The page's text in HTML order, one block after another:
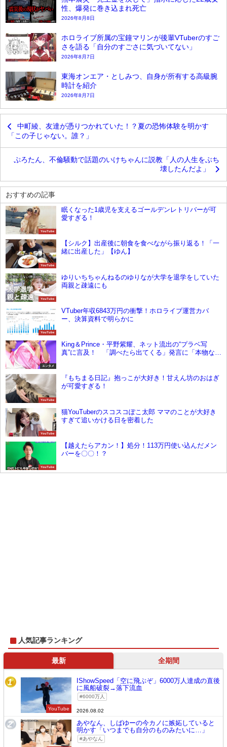
性、爆発に巻き込まれ死亡
2026年8月8日
ホロライブ所属の宝鐘マリンが後輩VTuberのすご
さを語る「自分のすごさに気づいてない」
2026年8月7日
東海オンエア・としみつ、自身が所有する高級腕
時計を紹介
2026年8月7日
中町綾、友達が憑りつかれていた！？夏の恐怖体験を明かす
「この子じゃない。誰？」
ぷろたん、不倫騒動で話題のいけちゃんに説教「人の人生をぶち
壊したんだよ」
おすすめの記事
YouTube
眠くなった1歳児を支えるゴールデンレトリバーが可
愛すぎる！
YouTube
【シルク】出産後に朝食を食べながら振り返る！「一
緒に出産した」【ゆん】
YouTube
ゆりいちちゃんねるのゆりなが大学を退学をしていた
両親と疎遠にも
YouTube
VTuber年収6843万円の衝撃！ホロライブ運営カバ
ー、決算資料で明らかに
エンタメ
King＆Prince・平野紫耀、ネット流出の“プラベ写
真”に言及！ 「調べたら出てくる」発言に「本物なん
YouTube
『もちまる日記』抱っこが大好き！甘えん坊のおはぎ
が可愛すぎる！
YouTube
猫YouTuberのスコスコぽこ太郎 ママのことが大好き
すぎて追いかける日を密着した
YouTube
【越えたらアカン！】処分！113万円使い込んだメン
バーを〇〇！？
人気記事ランキング
最新 全期間
1
YouTube
IShowSpeed「空に飛ぶぞ」6000万人達成の直後
に風船破裂→落下流血
6000万人
2026.08.02
2
あやなん、しばゆーの今カノに嫉妬していると
明かす「いつまでも自分のものみたいに…」
あやなん